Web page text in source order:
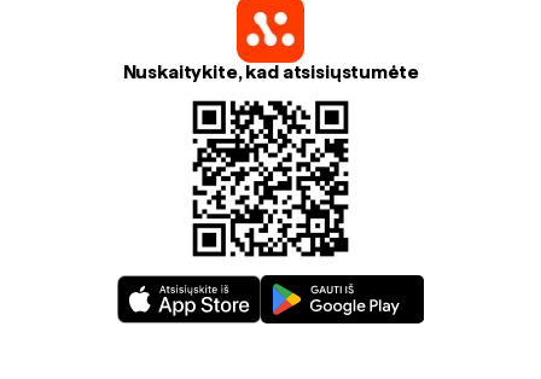
Nuskaitykite, kad atsisiųstumėte